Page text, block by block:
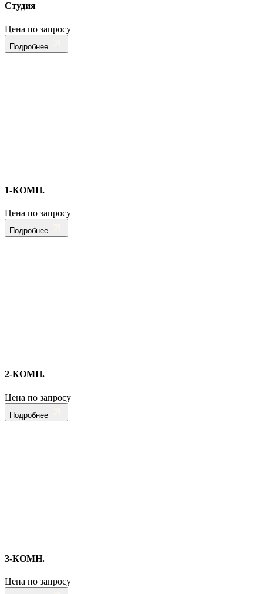
Студия
Цена по запросу
Подробнее
1-КОМН.
Цена по запросу
Подробнее
2-КОМН.
Цена по запросу
Подробнее
3-КОМН.
Цена по запросу